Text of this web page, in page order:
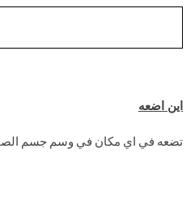
اين اضعه
تضعه في اي مكان في وسم جسم